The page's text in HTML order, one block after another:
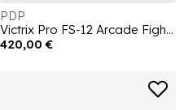
PDP
Victrix Pro FS-12 Arcade Fight Stick: Purple
420,00 €